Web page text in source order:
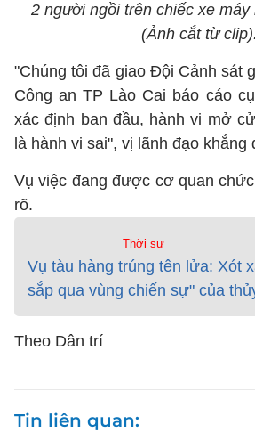
2 người ngồi trên chiếc xe
(Ảnh cắt từ clip).
"Chúng tôi đã giao Đội Cảnh sát
Công an TP Lào Cai báo cáo
xác định ban đầu, hành vi mở
là hành vi sai", vị lãnh đạo khẳng
Vụ việc đang được cơ quan
rõ.
Thời sự
Vụ tàu hàng trúng tên lửa: Xót
sắp qua vùng chiến sự" của
Theo Dân trí
Tin liên quan